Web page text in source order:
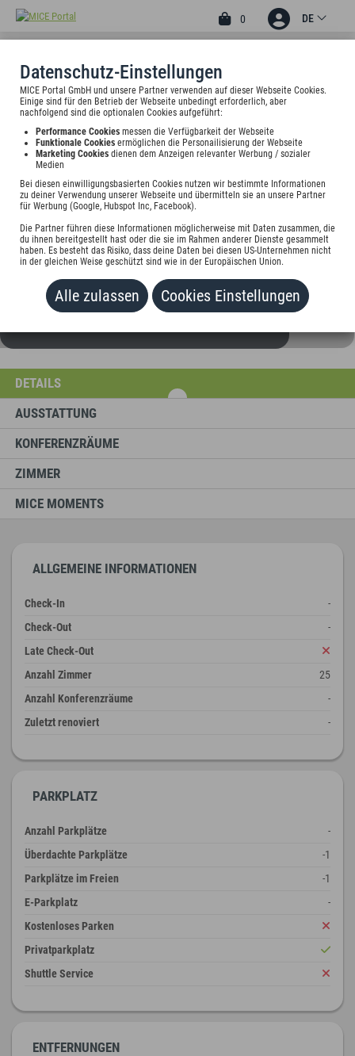
Datenschutz-Einstellungen
MICE Portal GmbH und unsere Partner verwenden auf dieser Webseite Cookies.
Einige sind für den Betrieb der Webseite unbedingt erforderlich, aber
nachfolgend sind die optionalen Cookies aufgeführt:
Performance Cookies messen die Verfügbarkeit der Webseite
Funktionale Cookies ermöglichen die Personailisierung der Webseite
Marketing Cookies dienen dem Anzeigen relevanter Werbung / sozialer
Medien
Bei diesen einwilligungsbasierten Cookies nutzen wir bestimmte Informationen
zu deiner Verwendung unserer Webseite und übermitteln sie an unsere Partner
für Werbung (Google, Hubspot Inc, Facebook).
Die Partner führen diese Informationen möglicherweise mit Daten zusammen, die
du ihnen bereitgestellt hast oder die sie im Rahmen anderer Dienste gesammelt
haben. Es besteht das Risiko, dass deine Daten bei diesen US-Unternehmen nicht
in der gleichen Weise geschützt sind wie in der Europäischen Union.
Alle zulassen Cookies Einstellungen
0 DE
4
DAS BAD RAIN
Hinterstaufen 9, 87534 Oberstaufen, Deutschland
HINZUFÜGEN
DETAILS
AUSSTATTUNG
KONFERENZRÄUME
ZIMMER
MICE MOMENTS
ALLGEMEINE INFORMATIONEN
Check-In
-
Check-Out
-
Late Check-Out
Anzahl Zimmer
25
Anzahl Konferenzräume
-
Zuletzt renoviert
-
PARKPLATZ
Anzahl Parkplätze
-
Überdachte Parkplätze
-1
Parkplätze im Freien
-1
E-Parkplatz
-
Kostenloses Parken
Privatparkplatz
Shuttle Service
ENTFERNUNGEN